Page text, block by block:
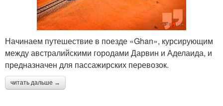
Начинаем путешествие в поезде «Ghan», курсирующим
между австралийскими городами Дарвин и Аделаида, и
предназначен для пассажирских перевозок.
читать дальше →